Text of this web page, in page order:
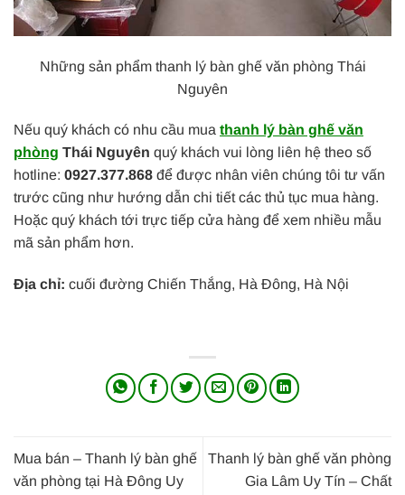
Những sản phẩm thanh lý bàn ghế văn phòng Thái
Nguyên
Nếu quý khách có nhu cầu mua thanh lý bàn ghế văn
phòng Thái Nguyên quý khách vui lòng liên hệ theo số
hotline: 0927.377.868 để được nhân viên chúng tôi tư vấn
trước cũng như hướng dẫn chi tiết các thủ tục mua hàng.
Hoặc quý khách tới trực tiếp cửa hàng để xem nhiều mẫu
mã sản phẩm hơn.
Địa chỉ: cuối đường Chiến Thắng, Hà Đông, Hà Nội
Mua bán – Thanh lý bàn ghế
văn phòng tại Hà Đông Uy
Thanh lý bàn ghế văn phòng
Gia Lâm Uy Tín – Chất